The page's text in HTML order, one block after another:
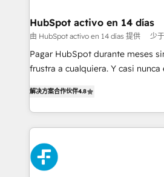
Transformation / Web
Sales Consulting • Marketing
makes us different? 🚀 Top 0.5% of global HubSpot
agencies ⚙️ The strongest technical ability and
partners who will embed
business, processes and systems 🏢 We specialise in
complex use cases 🏆 CRM Implementation,
Platform Enablement, Custom
HubSpot activo en 14 días
由 HubSpot activo en 14 días 提供 少
Pagar HubSpot durante meses
frustra a cualquiera. Y casi nunca
implementó. Trabajamos con un catálogo de +80
casos de uso: cada uno resuelve
concreto de tu operación en
toma de 1 a 3 semanas por
en paralelo cuando tiene sentido,
confirmamos resultados antes
解决方案合作伙伴4.8